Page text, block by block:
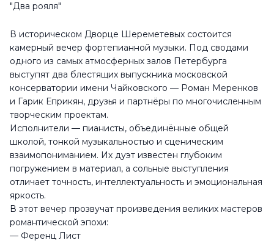
"Два рояля"
В историческом Дворце Шереметевых состоится
камерный вечер фортепианной музыки. Под сводами
одного из самых атмосферных залов Петербурга
выступят два блестящих выпускника московской
консерватории имени Чайковского — Роман Меренков
и Гарик Еприкян, друзья и партнёры по многочисленным
творческим проектам.
Исполнители — пианисты, объединённые общей
школой, тонкой музыкальностью и сценическим
взаимопониманием. Их дуэт известен глубоким
погружением в материал, а сольные выступления
отличает точность, интеллектуальность и эмоциональная
яркость.
В этот вечер прозвучат произведения великих мастеров
романтической эпохи:
— Ференц Лист